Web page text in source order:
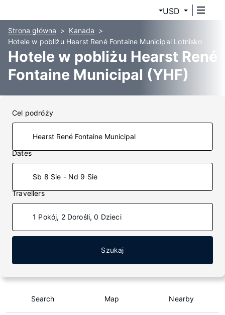
USD
Strona główna
Kanada
Hotele w pobliżu Hearst René Fontaine Municipal Lotnisko
Hotele w pobliżu Hearst René
Fontaine Municipal (YHF)
Cel podróży
Dates
Sb 8 Sie - Nd 9 Sie
Travellers
1 Pokój, 2 Dorośli, 0 Dzieci
Szukaj
Search Map Nearby